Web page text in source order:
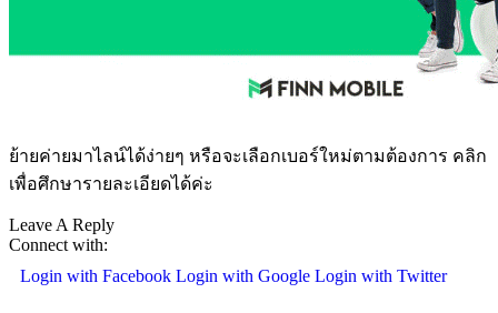
ย้ายค่ายมาไลน์ได้ง่ายๆ หรือจะเลือกเบอร์ใหม่ตามต้องการ คลิก
เพื่อศึกษารายละเอียดได้ค่ะ
Leave A Reply
Connect with:
Login with Facebook Login with Google Login with Twitter